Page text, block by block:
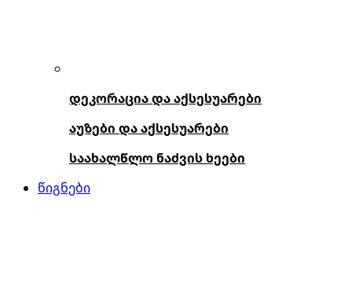
დეკორაცია და აქსესუარები
აუზები და აქსესუარები
საახალწლო ნაძვის ხეები
წიგნები